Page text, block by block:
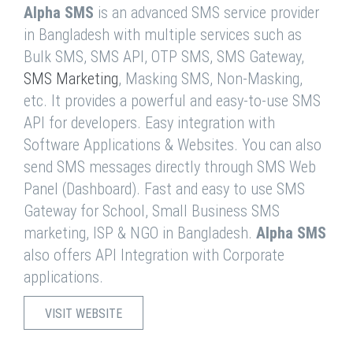
Alpha SMS is an advanced SMS service provider
in Bangladesh with multiple services such as
Bulk SMS, SMS API, OTP SMS, SMS Gateway,
SMS Marketing, Masking SMS, Non-Masking,
etc. It provides a powerful and easy-to-use SMS
API for developers. Easy integration with
Software Applications & Websites. You can also
send SMS messages directly through SMS Web
Panel (Dashboard). Fast and easy to use SMS
Gateway for School, Small Business SMS
marketing, ISP & NGO in Bangladesh. Alpha SMS
also offers API Integration with Corporate
applications.
VISIT WEBSITE